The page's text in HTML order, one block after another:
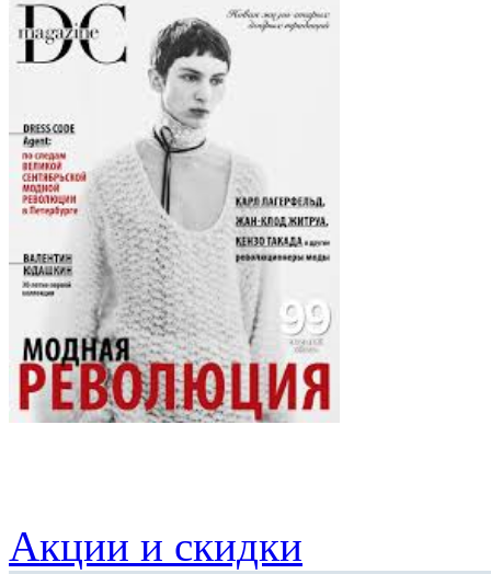
Акции и скидки